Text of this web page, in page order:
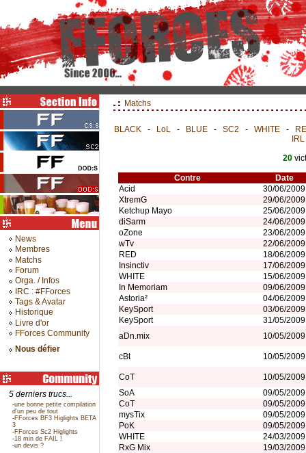
News
Membres
Matchs
Forum
Orga. / Infos
IRC : #FForces
Tags & Avatar
Historique
Livre d'or
FForces Community
Nous défier
5 derniers trucs...
-une bonne petite compilation
d'un peu de tout
-FForces BF3 Higlights BETA
3
-FForces Sc2 Higlights
-18 min de FAIL !
-un devis ?
Matchs
BLACK - LoL - BLUE - SC2 - WHITE -
IRL
20
Contre
Date
Acid
30/06/2009
XtremG
29/06/2009
Ketchup Mayo
25/06/2009
diSarm
24/06/2009
oZone
23/06/2009
wTv
22/06/2009
RED
18/06/2009
Insinctiv
17/06/2009
WHITE
15/06/2009
In Memoriam
09/06/2009
Astoria²
04/06/2009
KeySport
03/06/2009
KeySport
31/05/2009
aDn.mix
10/05/2009
cBt 10/05/2009
CoT
10/05/2009
SoA
09/05/2009
CoT
09/05/2009
mysTix
09/05/2009
PoK
09/05/2009
WHITE
24/03/2009
RxG Mix
19/03/2009